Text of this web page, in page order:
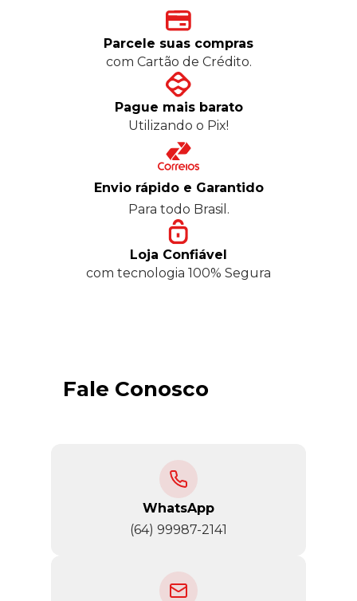
Pague mais barato
Utilizando o Pix!
Parcele suas compras
com Cartão de Crédito.
Envio rápido e Garantido
Para todo Brasil.
Loja Confiável
com tecnologia 100% Segura
Fale Conosco
WhatsApp
(64) 99987-2141